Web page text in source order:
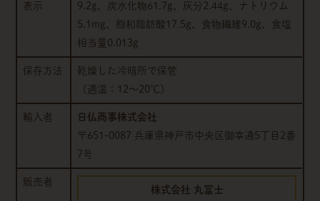
表示
9.2g、炭水化物61.7g、灰分2.44g、ナトリウム
5.1mg、飽和脂肪酸17.5g、食物繊維9.0g、食塩
相当量0.013g
保存方法
乾燥した冷暗所で保管
（適温：12～20℃）
輸入者
日仏商事株式会社
〒651-0087 兵庫県神戸市中央区御幸通5丁目2番
7号
販売者
株式会社 丸冨士